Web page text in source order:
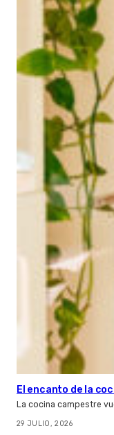
El encanto de la
La cocina campestre
29 JULIO, 2026